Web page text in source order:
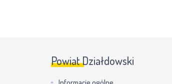
Powiat Działdowski